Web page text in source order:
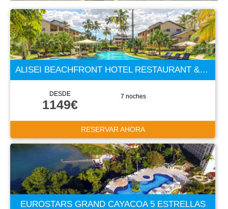
ALISEI BEACHFRONT HOTEL RESTAURANT & SPA 4 ESTRELLAS
DESDE
1149€
7 noches
RESERVAR AHORA
EUROSTARS GRAND CAYACOA 5 ESTRELLAS